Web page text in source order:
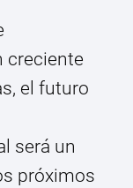
creciente
el futuro
será un
próximos